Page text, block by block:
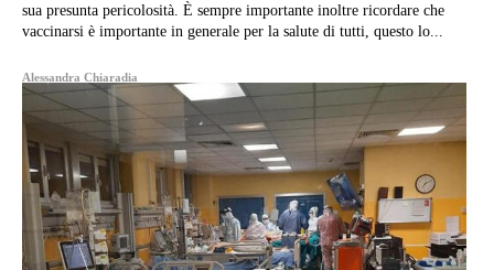
sua presunta pericolosità. È sempre importante inoltre ricordare che
vaccinarsi è importante in generale per la salute di tutti, questo lo...
Alessandra Chiaradia